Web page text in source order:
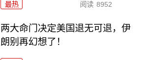
最热 阅读 8952
两大命门决定美国退无可退，伊
朗别再幻想了！